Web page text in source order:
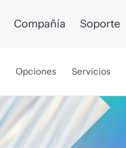
Compañía Soporte
Opciones Servicios